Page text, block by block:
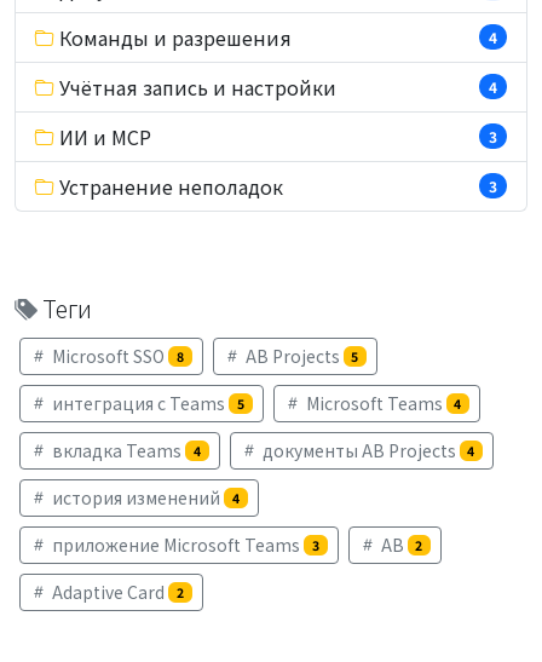
Команды и разрешения 4
Учётная запись и настройки 4
ИИ и MCP 3
Устранение неполадок 3
Теги
Microsoft SSO 8 AB Projects 5
интеграция с Teams 5 Microsoft Teams 4
вкладка Teams 4 документы AB Projects 4
история изменений 4
приложение Microsoft Teams 3 AB 2
Adaptive Card 2